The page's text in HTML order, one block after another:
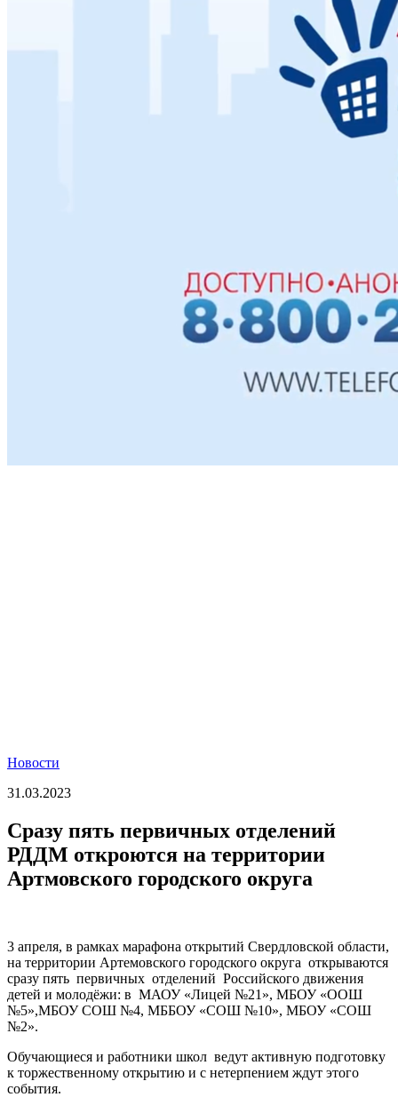
Новости
31.03.2023
Сразу пять первичных отделений
РДДМ откроются на территории
Артмовского городского округа
3 апреля, в рамках марафона открытий Свердловской области,
на территории Артемовского городского округа открываются
сразу пять первичных отделений Российского движения
детей и молодёжи: в МАОУ «Лицей №21», МБОУ «ООШ
№5»,МБОУ СОШ №4, МББОУ «СОШ №10», МБОУ «СОШ
№2».
Обучающиеся и работники школ ведут активную подготовку
к торжественному открытию и с нетерпением ждут этого
события.